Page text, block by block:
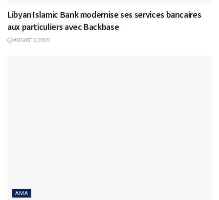
Libyan Islamic Bank modernise ses services bancaires
aux particuliers avec Backbase
AUGUST 6, 2025
AMA